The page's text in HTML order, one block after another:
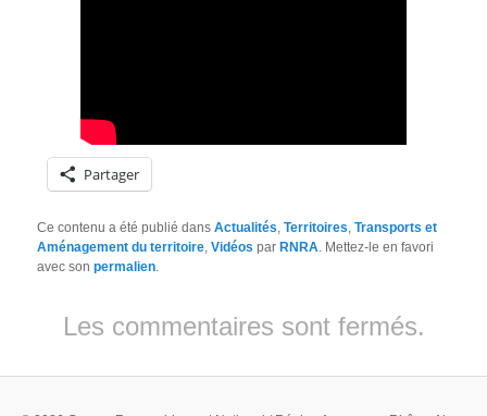
Partager
Ce contenu a été publié dansActualités,Territoires,Transports et
Aménagement du territoire,Vidéos par RNRA. Mettez-le en favori
avec sonpermalien.
Les commentaires sont fermés.